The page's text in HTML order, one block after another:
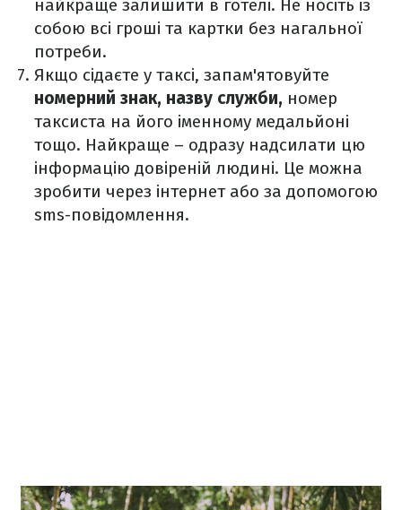
найкраще залишити в готелі. Не носіть із
собою всі гроші та картки без нагальної
потреби.
Якщо сідаєте у таксі, запам'ятовуйте
номерний знак, назву служби, номер
таксиста на його іменному медальйоні
тощо. Найкраще – одразу надсилати цю
інформацію довіреній людині. Це можна
зробити через інтернет або за допомогою
sms-повідомлення.